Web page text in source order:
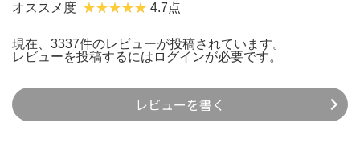
オススメ度 4.7点
現在、3337件のレビューが投稿されています。
レビューを投稿するには ログインが必要です。
レビューを書く